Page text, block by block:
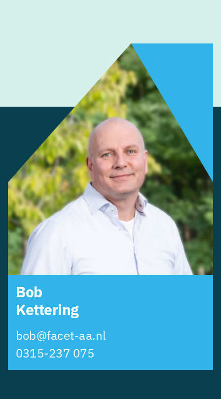
Bob
Kettering
bob@facet-aa.nl
0315-237 075